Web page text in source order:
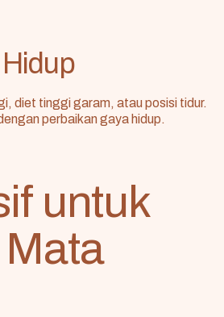
diet tinggi garam, atau posisi tidur.
perbaikan gaya hidup.
untuk